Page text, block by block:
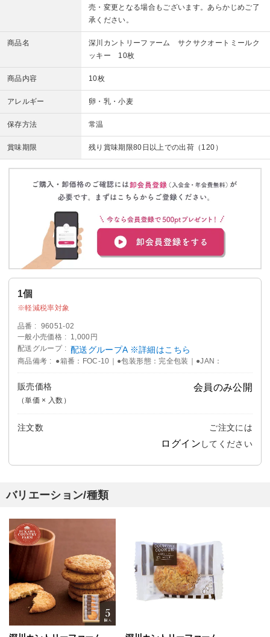
売・変更となる場合もございます。あらかじめご了
承ください。
商品名
深川カントリーファーム サクサクオートミールク
ッキー 10枚
商品内容 10枚
アレルギー 卵・乳・小麦
保存方法 常温
賞味期限 残り賞味期限80日以上での出荷（120）
1個
軽減税率対象
品番
96051-02
一般小売価格
1,000円
配送グループ
配送グループA ※詳細はこちら
商品備考 ●箱番：FOC-10｜●包装形態：完全包装｜●JAN：
販売価格
（単価 × 入数）
会員のみ公開
注文数 ご注文には
ログイン してください
バリエーション/種類